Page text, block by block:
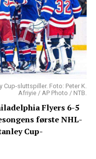
Cup-sluttspiller. Foto: Peter K.
Afriyie / AP Photo / NTB.
Flyers 6-5
første NHL-
Cup-